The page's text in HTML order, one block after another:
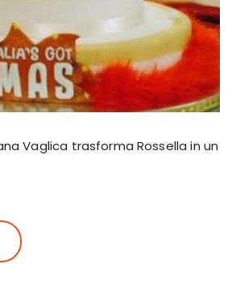
Vaglica trasforma Rossella in un